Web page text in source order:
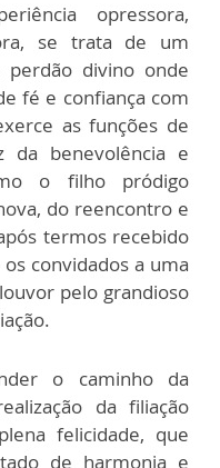
opressora,
se trata de um
divino onde
fé e confiança com
as funções de
da benevolência e
o filho pródigo
do reencontro e
termos recebido
convidados a uma
pelo grandioso
o caminho da
da filiação
felicidade, que
de harmonia e